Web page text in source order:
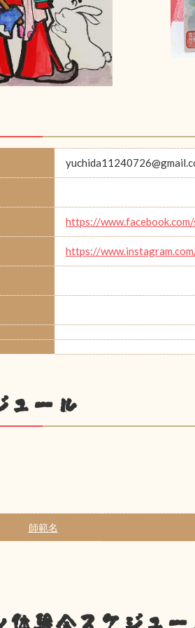
https://
https://
ュール
師範名
体験会スケジュー